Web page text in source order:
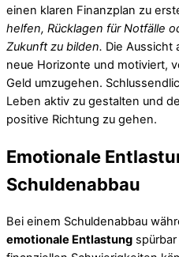
einen klaren Finanzplan zu
helfen, Rücklagen für Notfälle
Zukunft zu bilden. Die Aussicht
neue Horizonte und motiviert,
Geld umzugehen.
Leben aktiv zu gestalten und
positive Richtung zu gehen.
Emotionale
Schuldenabbau
Bei einem Schuldenabbau
emotionale Entlastung